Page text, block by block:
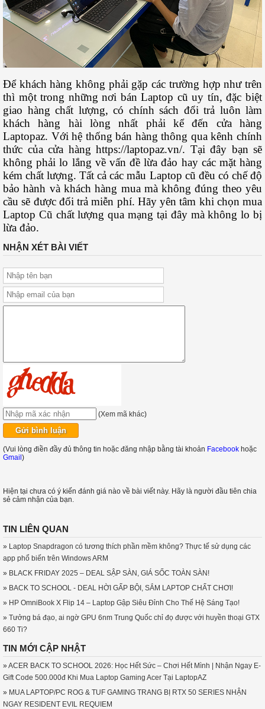
Để khách hàng không phải gặp các trường hợp như trên
thì một trong những nơi bán Laptop cũ uy tín, đặc biệt
giao hàng chất lượng, có chính sách đổi trả luôn làm
khách hàng hài lòng nhất phải kể đến cửa hàng
Laptopaz. Với hệ thống bán hàng thông qua kênh chính
thức của cửa hàng https://laptopaz.vn/. Tại đây bạn sẽ
không phải lo lắng về vấn đề lừa đảo hay các mặt hàng
kém chất lượng. Tất cả các mẫu Laptop cũ đều có chế độ
bảo hành và khách hàng mua mà không đúng theo yêu
cầu sẽ được đổi trả miễn phí. Hãy yên tâm khi chọn mua
Laptop Cũ chất lượng qua mạng tại đây mà không lo bị
lừa đảo.
NHẬN XÉT BÀI VIẾT
(Xem mã khác)
(Vui lòng điền đầy đủ thông tin hoặc đăng nhập bằng tài khoản Facebook hoặc
Gmail )
Hiện tại chưa có ý kiến đánh giá nào về bài viết này. Hãy là người đầu tiên chia
sẻ cảm nhận của bạn.
TIN LIÊN QUAN
» Laptop Snapdragon có tương thích phần mềm không? Thực tế sử dụng các
app phổ biến trên Windows ARM
» BLACK FRIDAY 2025 – DEAL SẬP SÀN, GIÁ SỐC TOÀN SÀN!
» BACK TO SCHOOL - DEAL HỜI GẤP BỘI, SẮM LAPTOP CHẤT CHƠI!
» HP OmniBook X Flip 14 – Laptop Gập Siêu Đỉnh Cho Thế Hệ Sáng Tạo!
» Tưởng bá đạo, ai ngờ GPU 6nm Trung Quốc chỉ đọ được với huyền thoại GTX
660 Ti?
TIN MỚI CẬP NHẬT
»ACER BACK TO SCHOOL 2026: Học Hết Sức – Chơi Hết Mình | Nhận Ngay E-
Gift Code 500.000đ Khi Mua Laptop Gaming Acer Tại LaptopAZ
» MUA LAPTOP/PC ROG & TUF GAMING TRANG BỊ RTX 50 SERIES NHẬN
NGAY RESIDENT EVIL REQUIEM